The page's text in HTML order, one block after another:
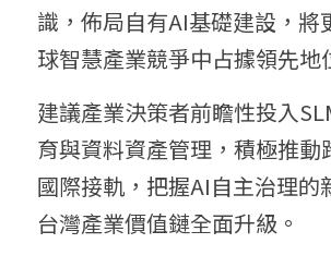
識，佈局自有AI基礎建設，將
球智慧產業競爭中占據領先地
建議產業決策者前瞻性投入
育與資料資產管理，積極推動
國際接軌，把握AI自主治理的
台灣產業價值鏈全面升級。